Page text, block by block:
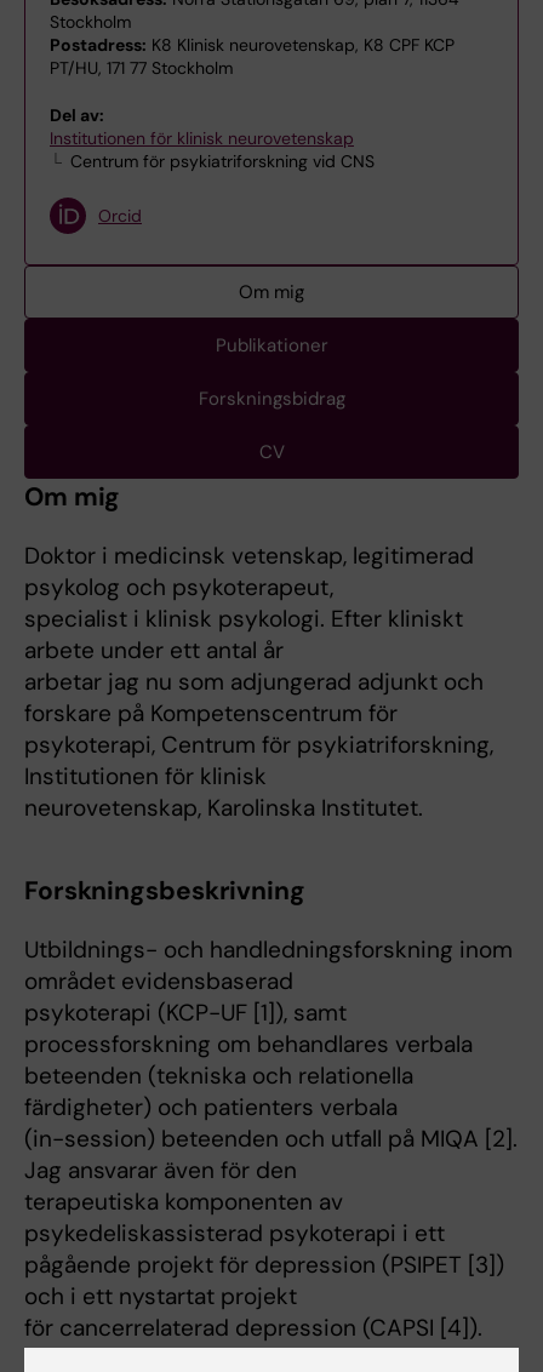
Stockholm
Postadress: K8 Klinisk neurovetenskap, K8 CPF KCP
PT/HU, 171 77 Stockholm
Del av:
Institutionen för klinisk neurovetenskap
Centrum för psykiatriforskning vid CNS
Orcid
Om mig
Publikationer
Forskningsbidrag
CV
Om mig
Doktor i medicinsk vetenskap, legitimerad
psykolog och psykoterapeut,
specialist i klinisk psykologi. Efter kliniskt
arbete under ett antal år
arbetar jag nu som adjungerad adjunkt och
forskare på Kompetenscentrum för
psykoterapi, Centrum för psykiatriforskning,
Institutionen för klinisk
neurovetenskap, Karolinska Institutet.
Forskningsbeskrivning
Utbildnings- och handledningsforskning inom
området evidensbaserad
psykoterapi (KCP-UF [1]), samt
processforskning om behandlares verbala
beteenden (tekniska och relationella
färdigheter) och patienters verbala
(in-session) beteenden och utfall på MIQA [2].
Jag ansvarar även för den
terapeutiska komponenten av
psykedeliskassisterad psykoterapi i ett
pågående projekt för depression (PSIPET [3])
och i ett nystartat projekt
för cancerrelaterad depression (CAPSI [4]).